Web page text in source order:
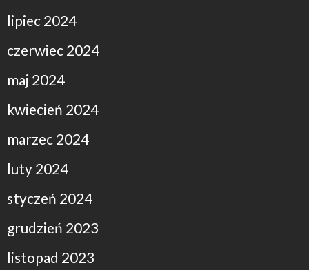
lipiec 2024
czerwiec 2024
maj 2024
kwiecień 2024
marzec 2024
luty 2024
styczeń 2024
grudzień 2023
listopad 2023